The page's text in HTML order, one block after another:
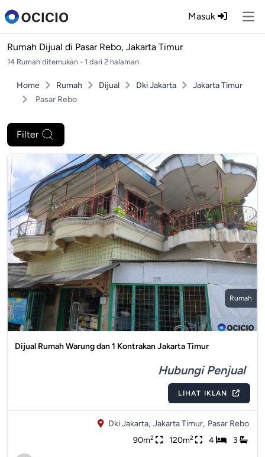
Masuk
Rumah Dijual di Pasar Rebo, Jakarta Timur
14 Rumah ditemukan - 1 dari 2 halaman
Home Rumah Dijual Dki Jakarta
Jakarta Timur
Pasar Rebo
Filter
Rumah
Dijual Rumah Warung dan 1 Kontrakan Jakarta Timur
Hubungi Penjual
LIHAT IKLAN
Dki Jakarta, Jakarta Timur, Pasar Rebo
90m2 120m2 4 3